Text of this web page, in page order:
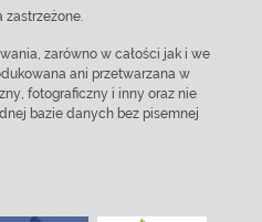
zastrzeżone.
zarówno w całości jak i we
ani przetwarzana w
fotograficzny i inny oraz nie
bazie danych bez pisemnej